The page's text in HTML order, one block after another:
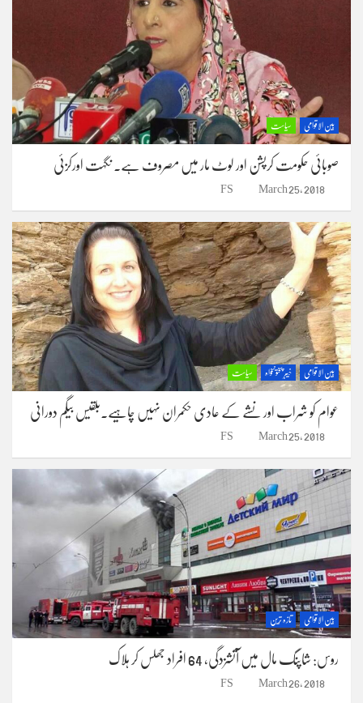
بین الاقوامی سیاست
صوبائی حکومت کرپشن اور لوٹ مار میں مصروف ہے۔ نگہت اورکزئی
March 25, 2018
FS
بین الاقوامی خیبر پختونخواہ سیاست
عوام کو شراب اور نشے کے عادی حکمران نہیں چاہیے.بلقیس بیگم دورانی
March 25, 2018
FS
بین الاقوامی تازہ ترین
روس: شاپنگ مال میں آتشزدگی، 64 افراد جھلس کر ہلاک
March 26, 2018
FS